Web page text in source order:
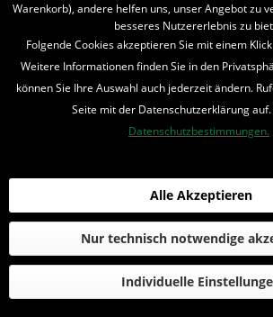
Jede von der Verarbeitung
betroffene Person hat das vom
und Verordnungsgeber gewährte
sich aus ihrer besonderen Situation
gegen die Verarbeitung sie
personenbezogener Daten, die
Buchstaben e oder f DS-GVO erfolgt,
einzulegen. Dies gilt auch für ein auf
Unser Unternehmen verarbeitet die
Daten im Falle des Widerspruchs
wir können zwingende schutzwürdige
Verarbeitung nachweisen, die den
Freiheiten der betroffenen Person
Verarbeitung dient der
Warenkorb), andere helfen uns, unser Angebot zu
besseres Nutzererlebnis zu
Folgende Cookies akzeptieren Sie mit einem
Weitere Informationen finden Sie in den
können Sie Ihre Auswahl auch jederzeit ändern.
Seite mit der Datenschutzerklärung auf.
Datenschutzbestimmungen.
Individuelle
Nur technisch notwendige
Alle Akzeptieren